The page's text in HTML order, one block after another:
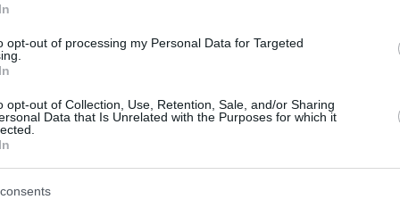
opt-out of processing my Personal Data for Targeted
opt-out of Collection, Use, Retention, Sale, and/or Sharing
Data that Is Unrelated with the Purposes for which it
για τον σύζυγό
φανταστεί με έναν
ο γάμος
Συνέντευξη ποταμός του Χάντερ
Μπάιντεν: Ο πατέρας μου έχει
κάθε 15 λεπτά